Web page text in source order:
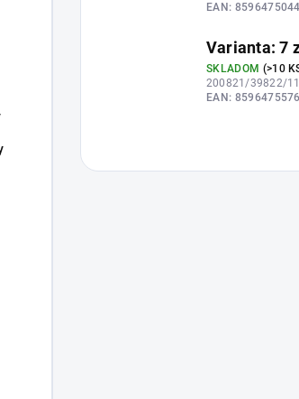
EAN:
Varianta: 7
SKLADOM (>10
200821/39822/
EAN: